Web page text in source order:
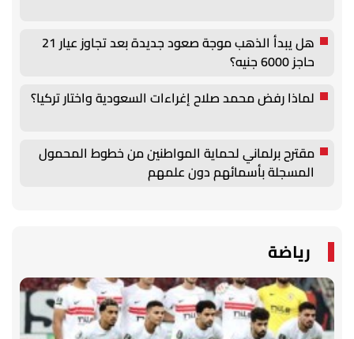
هل يبدأ الذهب موجة صعود جديدة بعد تجاوز عيار 21
حاجز 6000 جنيه؟
لماذا رفض محمد صلاح إغراءات السعودية واختار تركيا؟
مقترح برلماني لحماية المواطنين من خطوط المحمول
المسجلة بأسمائهم دون علمهم
رياضة